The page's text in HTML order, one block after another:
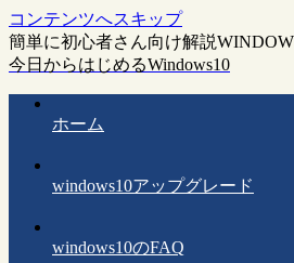
コンテンツへスキップ
簡単に初心者さん向け解説
今日からはじめるWindows10
ホーム
windows10アップグレード
windows10のFAQ